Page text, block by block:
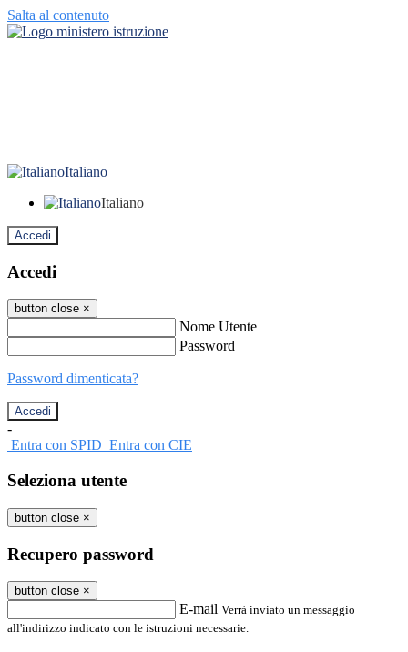
Salta al contenuto
Italiano
Italiano
Accedi
Accedi
button close ×
Nome Utente
Password
Password dimenticata?
-
Entra con SPID Entra con CIE
Seleziona utente
button close ×
Recupero password
button close ×
E-mail Verrà inviato un messaggio
all'indirizzo indicato con le istruzioni necessarie.